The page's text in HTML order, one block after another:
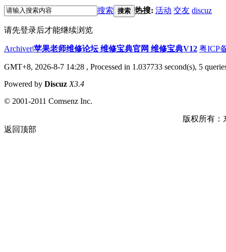
搜索 搜索 热搜: 活动 交友 discuz
请先登录后才能继续浏览
Archiver|苹果老师维修论坛 维修宝典官网 维修宝典V12 粤ICP
GMT+8, 2026-8-7 14:28 , Processed in 1.037733 second(s), 5
Powered by Discuz X3.4
© 2001-2011 Comsenz Inc.
版权所有：
返回顶部